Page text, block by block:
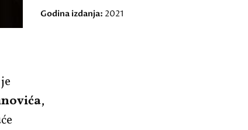
Godina izdanja: 2021
,